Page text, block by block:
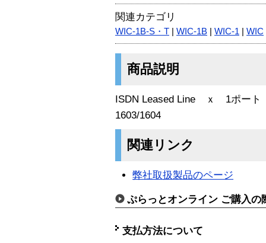
関連カテゴリ
WIC-1B-S・T WIC-1B WIC-1 WIC
商品説明
ISDN Leased Line ｘ 1ポー
1603/1604
関連リンク
弊社取扱製品のページ
ぷらっとオンライン ご購入の
支払方法について